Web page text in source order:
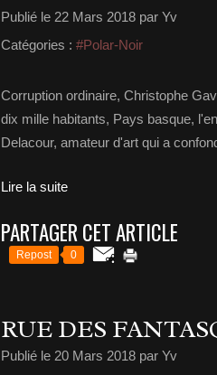
Publié le 22 Mars 2018 par Yv
Catégories : #Polar-Noir
Corruption ordinaire, Christophe
dix mille habitants, Pays basque,
Delacour, amateur d'art qui a
Lire la suite
PARTAGER CET ARTICLE
Repost 0
RUE DES
Publié le 20 Mars 2018 par Yv